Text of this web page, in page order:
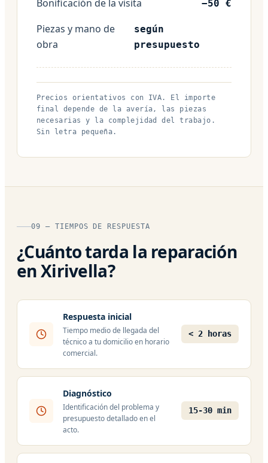
Bonificación de la visita −50 €
Piezas y mano de
obra
según
presupuesto
Precios orientativos con IVA. El importe
final depende de la avería, las piezas
necesarias y la complejidad del trabajo.
Sin letra pequeña.
09 — TIEMPOS DE RESPUESTA
¿Cuánto tarda la reparación
en Xirivella?
Respuesta inicial
Tiempo medio de llegada del
técnico a tu domicilio en horario
comercial.
< 2 horas
Diagnóstico
Identificación del problema y
presupuesto detallado en el
acto.
15-30 min